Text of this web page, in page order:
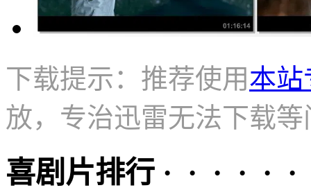
下载提示：推荐使用本站
放，专治迅雷无法下载等
喜剧片排行 · · · · · ·